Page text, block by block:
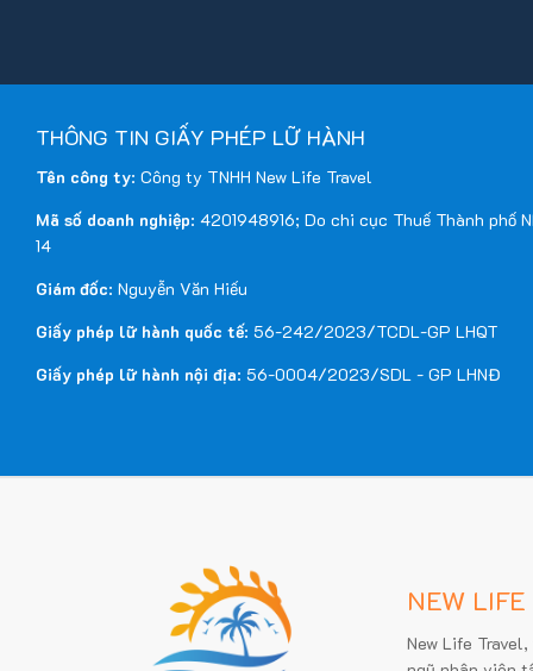
THÔNG TIN GIẤY PHÉP LỮ HÀNH
Tên công ty: Công ty TNHH New Life Travel
Mã số doanh nghiệp: 4201948916; Do chi cục Thuế Thành phố
14
Giám đốc: Nguyễn Văn Hiếu
Giấy phép lữ hành quốc tế: 56-242/2023/TCDL-GP LHQT
Giấy phép lữ hành nội địa: 56-0004/2023/SDL - GP LHNĐ
NEW
New Life